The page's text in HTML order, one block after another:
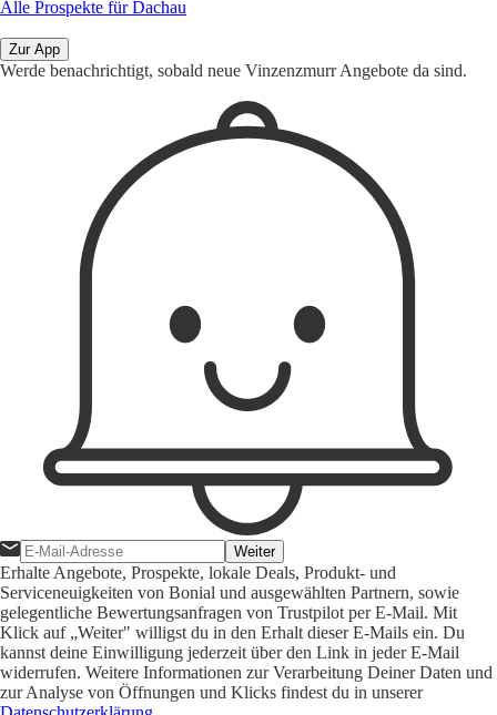
Alle Prospekte für Dachau
Zur App
Werde benachrichtigt, sobald neue Vinzenzmurr Angebote da sind.
Weiter
Erhalte Angebote, Prospekte, lokale Deals, Produkt- und
Serviceneuigkeiten von Bonial und ausgewählten Partnern, sowie
gelegentliche Bewertungsanfragen von Trustpilot per E-Mail. Mit
Klick auf „Weiter" willigst du in den Erhalt dieser E-Mails ein. Du
kannst deine Einwilligung jederzeit über den Link in jeder E-Mail
widerrufen. Weitere Informationen zur Verarbeitung Deiner Daten und
zur Analyse von Öffnungen und Klicks findest du in unserer